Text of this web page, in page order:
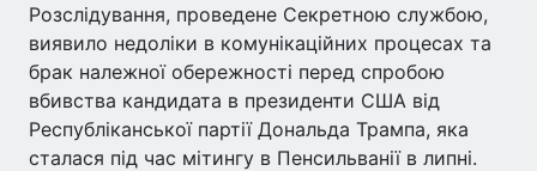
Розслідування, проведене Секретною службою,
виявило недоліки в комунікаційних процесах та
брак належної обережності перед спробою
вбивства кандидата в президенти США від
Республіканської партії Дональда Трампа, яка
сталася під час мітингу в Пенсильванії в липні.